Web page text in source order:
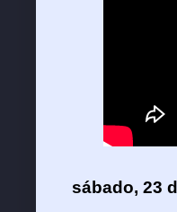
sábado, 23